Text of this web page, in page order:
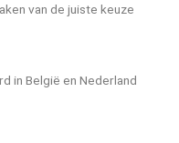
van de juiste keuze
in België en Nederland